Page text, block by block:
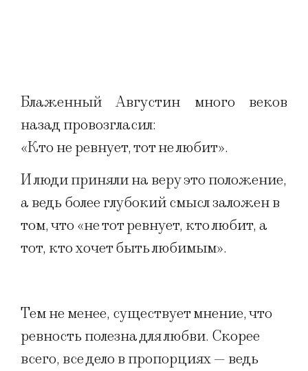
Блаженный Августин много веков
назад провозгласил:
«Кто не ревнует, тот не любит».
И люди приняли на веру это положение,
а ведь более глубокий смысл заложен в
том, что «не тот ревнует, кто любит, а
тот, кто хочет быть любимым».
Тем не менее, существует мнение, что
ревность полезна для любви. Скорее
всего, все дело в пропорциях — ведь